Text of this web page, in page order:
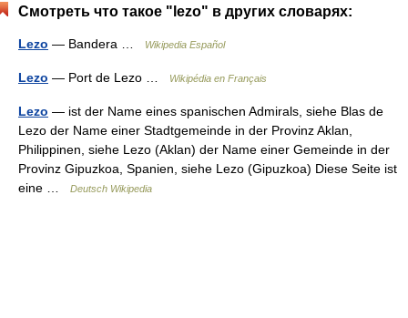
Смотреть что такое "lezo" в других словарях:
Lezo — Bandera … Wikipedia Español
Lezo — Port de Lezo … Wikipédia en Français
Lezo — ist der Name eines spanischen Admirals, siehe Blas de
Lezo der Name einer Stadtgemeinde in der Provinz Aklan,
Philippinen, siehe Lezo (Aklan) der Name einer Gemeinde in der
Provinz Gipuzkoa, Spanien, siehe Lezo (Gipuzkoa) Diese Seite ist
eine …
Deutsch Wikipedia